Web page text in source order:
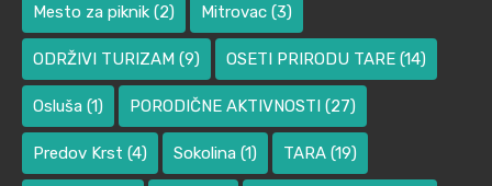
Mesto za piknik (2) Mitrovac (3)
ODRŽIVI TURIZAM (9) OSETI PRIRODU TARE (14)
Osluša (1) PORODIČNE AKTIVNOSTI (27)
Predov Krst (4) Sokolina (1) TARA (19)